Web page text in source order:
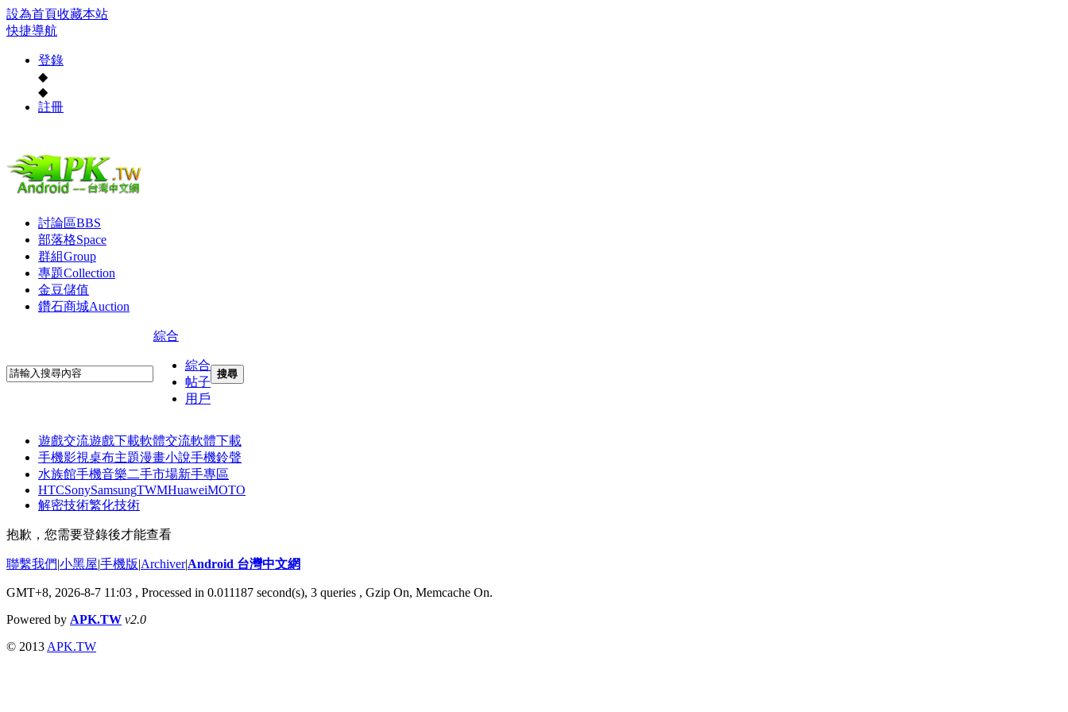
設為首頁收藏本站
快捷導航
登錄
◆
◆
註冊
討論區BBS
部落格Space
群組Group
專題Collection
金豆儲值
鑽石商城Auction
綜合
綜合
帖子
用戶
搜尋
遊戲交流遊戲下載軟體交流軟體下載
手機影視桌布主題漫畫小說手機鈴聲
水族館手機音樂二手市場新手專區
HTCSonySamsungTWMHuaweiMOTO
解密技術繁化技術
抱歉，您需要登錄後才能查看
聯繫我們|小黑屋|手機版|Archiver|Android 台灣中文網
GMT+8, 2026-8-7 11:03 , Processed in 0.011187 second(s), 3 queries , Gzip On, Memcache On.
Powered by APK.TW v2.0
© 2013 APK.TW